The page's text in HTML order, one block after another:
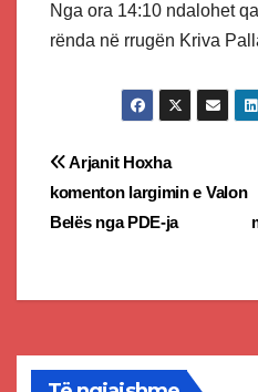
Nga ora 14:10 ndalohet
rënda në rrugën Kriva
Post
navigation
Arjanit Hoxha
komenton largimin e Valon
Belës nga PDE-ja